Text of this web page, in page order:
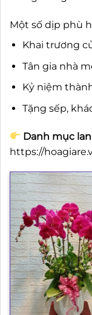
Một số dịp phù
Khai trương
Tân gia nhà
Kỷ niệm
Tặng sếp,
Danh mục
https://